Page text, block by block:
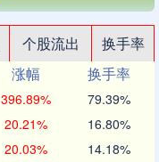
个股流出
换手率
涨幅
换手率
396.89% 79.39%
20.21% 16.80%
20.03% 14.18%